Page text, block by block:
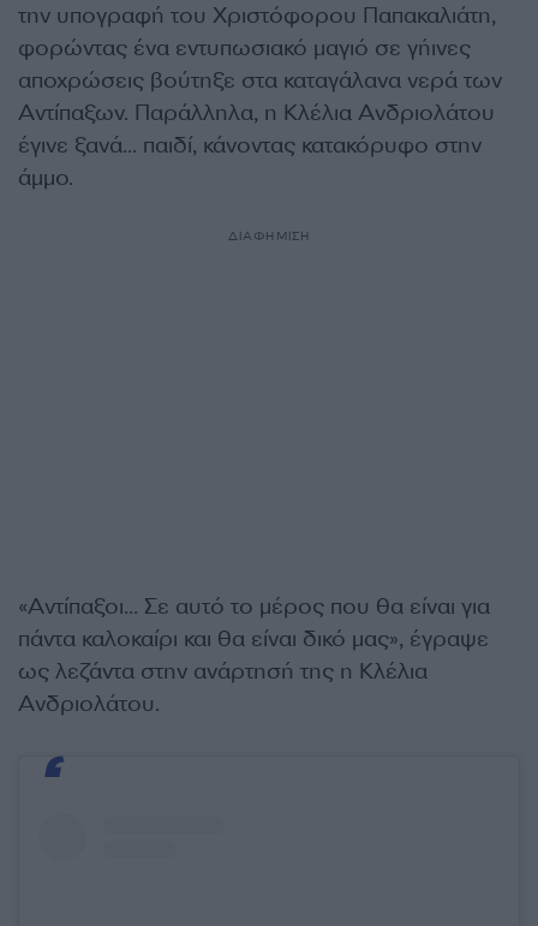
την υπογραφή του Χριστόφορου Παπακαλιάτη,
φορώντας ένα εντυπωσιακό μαγιό σε γήινες
αποχρώσεις βούτηξε στα καταγάλανα νερά των
Αντίπαξων. Παράλληλα, η Κλέλια Ανδριολάτου
έγινε ξανά… παιδί, κάνοντας κατακόρυφο στην
άμμο.
ΔΙΑΦΗΜΙΣΗ
«Αντίπαξοι… Σε αυτό το μέρος που θα είναι για
πάντα καλοκαίρι και θα είναι δικό μας», έγραψε
ως λεζάντα στην ανάρτησή της η Κλέλια
Ανδριολάτου.